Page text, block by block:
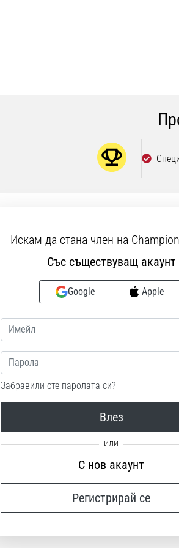
Искам да стана член на
Със съществуващ акаунт
Google Apple
Парола
Забравили сте паролата си?
Влез
С нов акаунт
Регистрирай се